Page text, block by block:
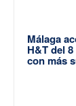
Málaga
H&T del
con más